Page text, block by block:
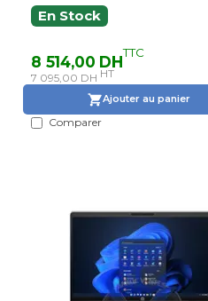
En Stock
8 514,00 DHTTC
7 095,00 DH HT
Ajouter au panier
Comparer